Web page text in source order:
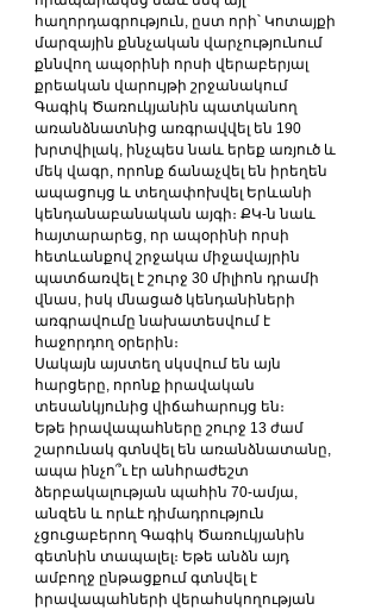
հաղորդագրություն, ըստ որի՝ Կոտայքի
մարզային քննչական վարչությունում
քննվող ապօրինի որսի վերաբերյալ
քրեական վարույթի շրջանակում
Գագիկ Ծառուկյանին պատկանող
առանձնատնից առգրավվել են 190
խրտվիլակ, ինչպես նաև երեք առյուծ և
մեկ վագր, որոնք ճանաչվել են իրեղեն
ապացույց և տեղափոխվել Երևանի
կենդանաբանական այգի։ ՔԿ-ն նաև
հայտարարեց, որ ապօրինի որսի
հետևանքով շրջակա միջավայրին
պատճառվել է շուրջ 30 միլիոն դրամի
վնաս, իսկ մնացած կենդանիների
առգրավումը նախատեսվում է
հաջորդող օրերին։
Սակայն այստեղ սկսվում են այն
հարցերը, որոնք իրավական
տեսանկյունից վիճահարույց են։
Եթե իրավապահները շուրջ 13 ժամ
շարունակ գտնվել են առանձնատանը,
ապա ինչո՞ւ էր անհրաժեշտ
ձերբակալության պահին 70-ամյա,
անզեն և որևէ դիմադրություն
չցուցաբերող Գագիկ Ծառուկյանին
գետնին տապալել։ Եթե անձն այդ
ամբողջ ընթացքում գտնվել է
իրավապահների վերահսկողության